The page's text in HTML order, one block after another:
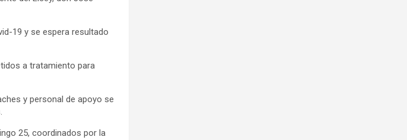
19 y se espera resultado
a tratamiento para
y personal de apoyo se
25, coordinados por la